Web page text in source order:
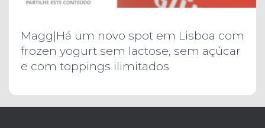
Magg|Há um novo spot em Lisboa com
frozen yogurt sem lactose, sem açúcar
e com toppings ilimitados